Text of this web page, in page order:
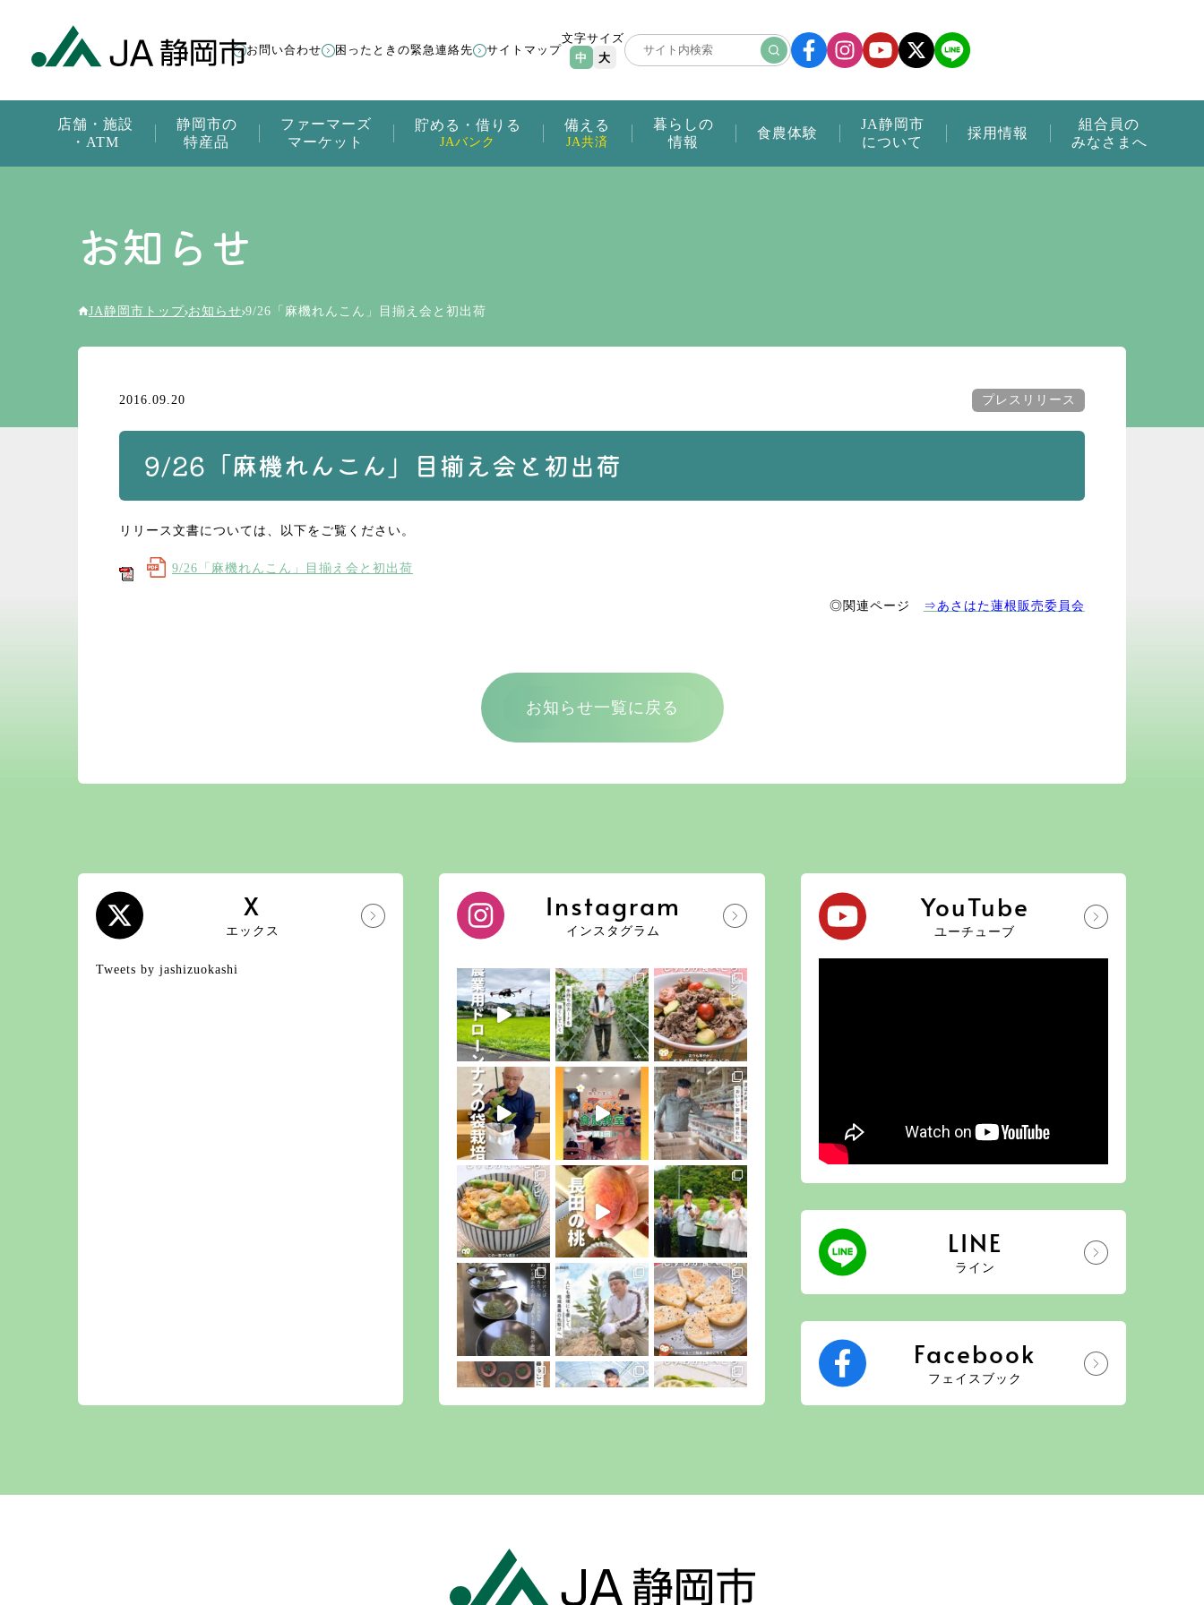
店舗・施設
・ATM
静岡市の
特産品
ファーマーズ
マーケット
貯める・借りる
JAバンク
備える
JA共済
暮らしの
情報
食農体験
JA静岡市
について
採用情報
組合員の
みなさまへ
お問い合わせ 困ったときの緊急連絡先 サイトマップ
文字サイズ
中
大
お知らせ
JA静岡市トップ お知らせ 9/26「麻機れんこん」目揃え会と初出荷
2016.09.20 プレスリリース
9/26「麻機れんこん」目揃え会と初出荷
リリース文書については、以下をご覧ください。
9/26「麻機れんこん」目揃え会と初出荷
◎関連ページ ⇒あさはた蓮根販売委員会
お知らせ一覧に戻る
X
エックス
Tweets by jashizuokashi
Instagram
インスタグラム
YouTube
ユーチューブ
LINE
ライン
Facebook
フェイスブック